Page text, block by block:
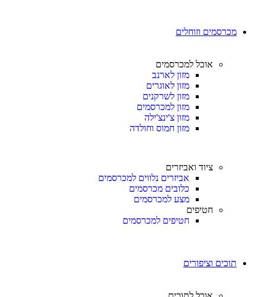
מכרסמים וזוחלים
אוכל למכרסמים
מזון לארנב
מזון לאוגרים
מזון לשרקנים
מזון למכרסמים
מזון צ'ינצ'ילה
מזון חמוס וחולדה
ציוד ואביזרים
אביזרים נלווים למכרסמים
כלובים מכרסמים
מצע למכרסמים
חטיפים
חטיפים למכרסמים
תוכים וציפורים